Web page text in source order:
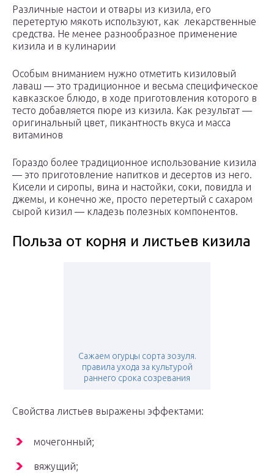
Различные настои и отвары из кизила, его
перетертую мякоть используют, как лекарственные
средства. Не менее разнообразное применение
кизила и в кулинарии
Особым вниманием нужно отметить кизиловый
лаваш — это традиционное и весьма специфическое
кавказское блюдо, в ходе приготовления которого в
тесто добавляется пюре из кизила. Как результат —
оригинальный цвет, пикантность вкуса и масса
витаминов
Гораздо более традиционное использование кизила
— это приготовление напитков и десертов из него.
Кисели и сиропы, вина и настойки, соки, повидла и
джемы, и конечно же, просто перетертый с сахаром
сырой кизил — кладезь полезных компонентов.
Польза от корня и листьев кизила
Сажаем огурцы сорта зозуля.
правила ухода за культурой
раннего срока созревания
Свойства листьев выражены эффектами:
мочегонный;
вяжущий;